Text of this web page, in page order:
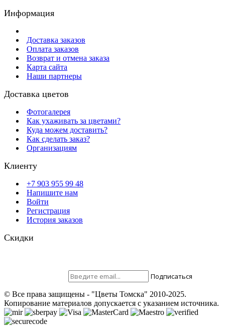
Информация
Доставка заказов
Оплата заказов
Возврат и отмена заказа
Карта сайта
Наши партнеры
Доставка цветов
Фотогалерея
Как ухаживать за цветами?
Куда можем доставить?
Как сделать заказ?
Организациям
Клиенту
+7 903 955 99 48
Напишите нам
Войти
Регистрация
История заказов
Скидки
Подписаться
© Все права защищены - "Цветы Томска" 2010-2025.
Копирование материалов допускается с указанием источника.